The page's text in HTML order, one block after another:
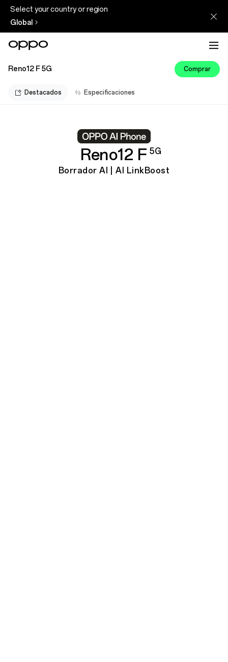
Select your country or region
Global
Reno12 F 5G Comprar
Destacados Especificaciones
Reno12 F 5G
Borrador AI | AI LinkBoost